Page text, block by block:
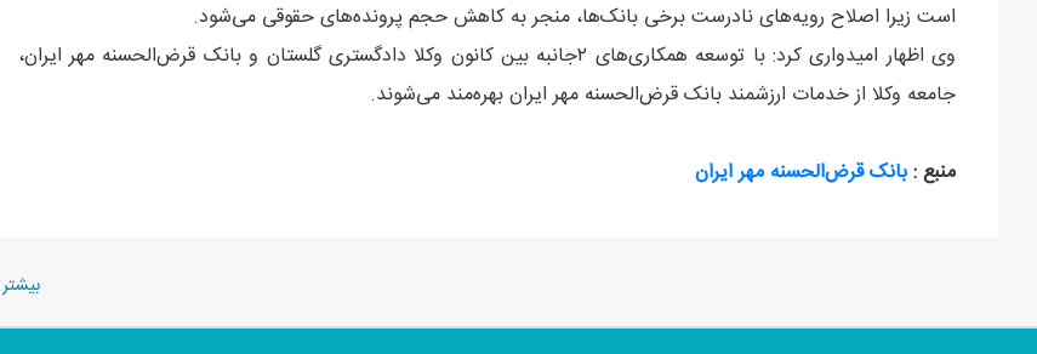
است زیرا اصلاح رویه‌های نادرست برخی بانک‌ها، منجر به کاهش حجم پرونده‌های حقوقی می‌شود.
وی اظهار امیدواری کرد: با توسعه همکاری‌های ۲جانبه بین کانون وکلا دادگستری گلستان و بانک قرض‌الحسنه مهر ایران،
جامعه وکلا از خدمات ارزشمند بانک قرض‌الحسنه مهر ایران بهره‌مند می‌شوند.
منبع :بانک قرض‌الحسنه مهر ایران
بيشتر